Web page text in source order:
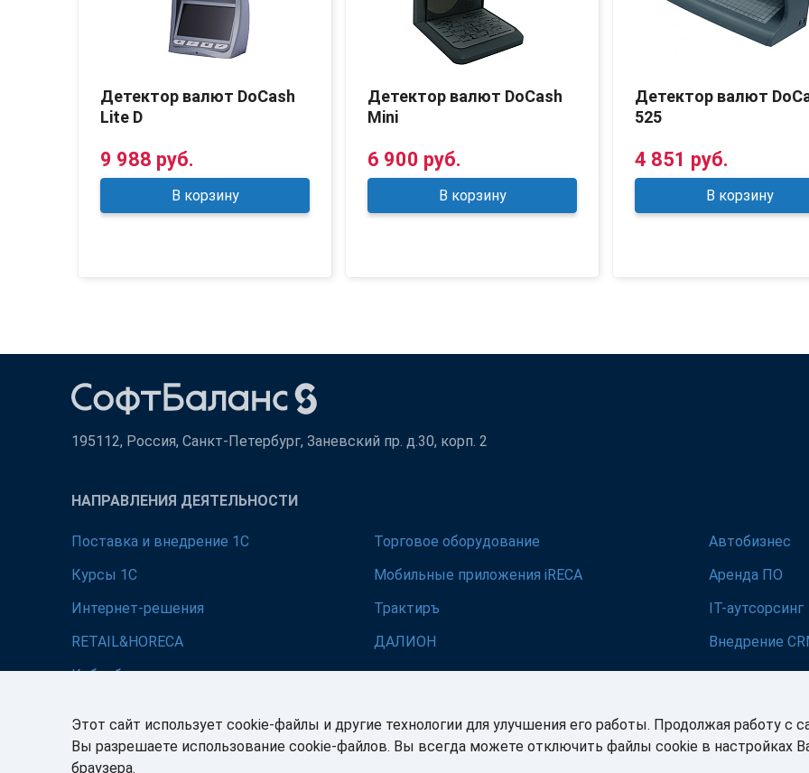
Детектор валют DoCash
Lite D
9 988 руб.
В корзину
Детектор валют DoCash
Mini
6 900 руб.
В корзину
Детектор валют
525
4 851 руб.
В корзину
195112, Россия, Санкт-Петербург, Заневский пр. д.30, корп. 2
НАПРАВЛЕНИЯ ДЕЯТЕЛЬНОСТИ
Поставка и внедрение 1С Торговое оборудование
Автобизнес
Курсы 1С
Мобильные приложения iRECA
Аренда ПО
Интернет-решения
Трактиръ
IT-аутсорсинг
RETAIL&HORECA
ДАЛИОН
Внедрение
Кибербезопасность
Этот сайт использует cookie-файлы и другие технологии для улучшения его работы. Продолжая работу с
Вы разрешаете использование cookie-файлов. Вы всегда можете отключить файлы cookie в настройках
браузера.